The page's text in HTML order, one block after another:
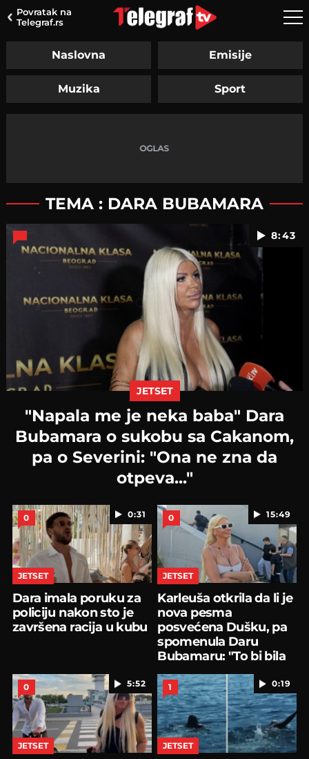
Povratak na
Telegraf.rs
Naslovna Emisije
Muzika Sport
TEMA : DARA BUBAMARA
8:43
JETSET
"Napala me je neka baba" Dara
Bubamara o sukobu sa Cakanom,
pa o Severini: "Ona ne zna da
otpeva..."
0:31
0
JETSET
Dara imala poruku za
policiju nakon sto je
završena racija u kubu
15:49
0
JETSET
Karleuša otkrila da li je
nova pesma
posvećena Dušku, pa
spomenula Daru
Bubamaru: "To bi bila
5:52
0
JETSET
0:19
1
JETSET